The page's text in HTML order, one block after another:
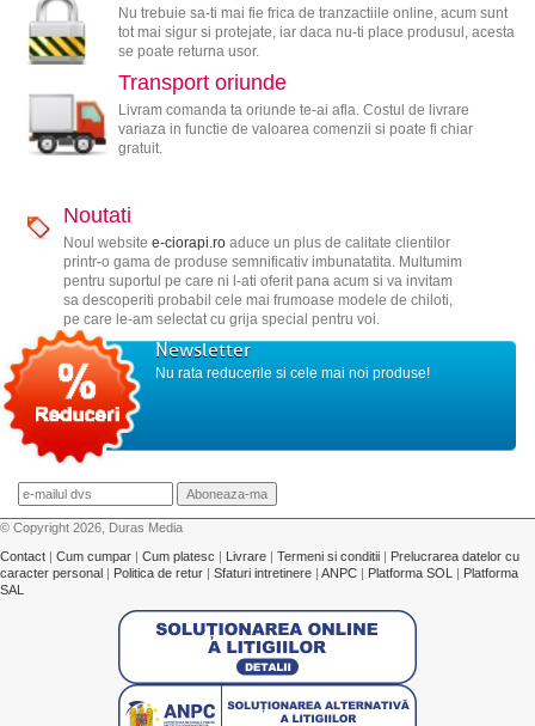
Nu trebuie sa-ti mai fie frica de tranzactiile online, acum sunt
tot mai sigur si protejate, iar daca nu-ti place produsul, acesta
se poate returna usor.
Transport oriunde
Livram comanda ta oriunde te-ai afla. Costul de livrare
variaza in functie de valoarea comenzii si poate fi chiar
gratuit.
Noutati
Noul website e-ciorapi.roaduce un plus de calitate clientilor
printr-o gama de produse semnificativ imbunatatita. Multumim
pentru suportul pe care ni l-ati oferit pana acum si va invitam
sa descoperiti probabil cele mai frumoase modele de chiloti,
pe care le-am selectat cu grija special pentru voi.
Newsletter
Nu rata reducerile si cele mai noi produse!
© Copyright 2026, Duras Media
Contact
Cum cumpar Cum platesc Livrare Termeni si conditii
Prelucrarea datelor cu
caracter personal
Politica de retur Sfaturi intretinere ANPC Platforma SOL
Platforma
SAL